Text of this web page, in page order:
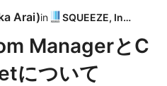
Arai)in SQUEEZE, Inc.
ManagerとC
について